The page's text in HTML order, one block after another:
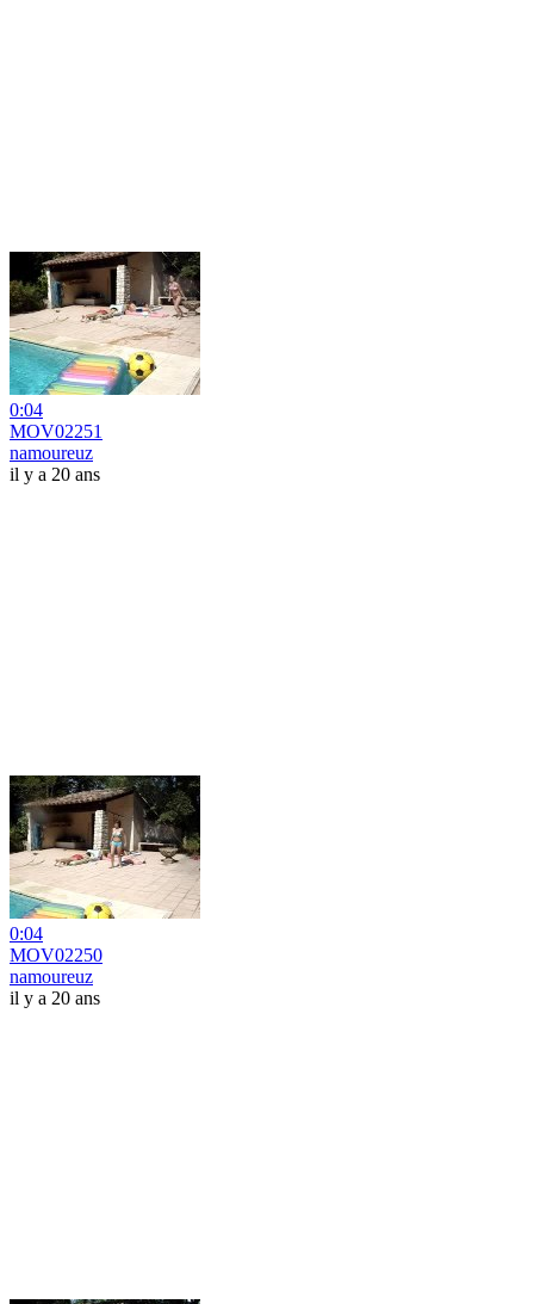
0:04
MOV02251
namoureuz
il y a 20 ans
0:04
MOV02250
namoureuz
il y a 20 ans